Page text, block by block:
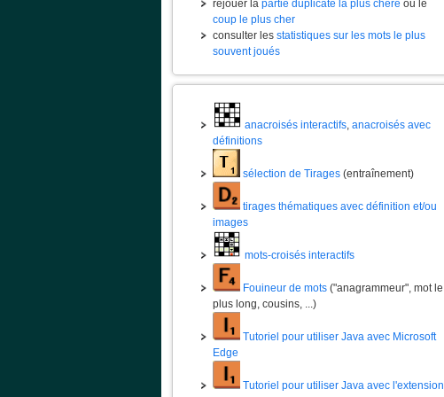
rejouer la partie duplicate la plus chère ou le
coup le plus cher
consulter les statistiques sur les mots le plus
souvent joués
anacroisés interactifs, anacroisés avec
définitions
sélection de Tirages (entraînement)
tirages thématiques avec définition et/ou
images
mots-croisés interactifs
Fouineur de mots ("anagrammeur", mot le
plus long, cousins, ...)
Tutoriel pour utiliser Java avec Microsoft
Edge
Tutoriel pour utiliser Java avec l'extension